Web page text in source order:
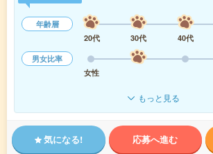
年齢層
20代
30代 40代
男女比率
女性
もっと見る
気になる! 応募へ進む